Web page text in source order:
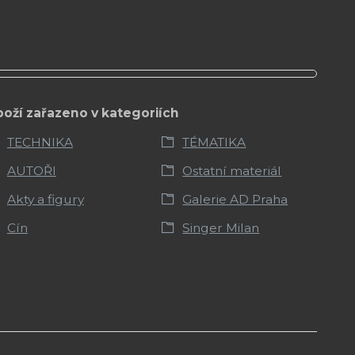
zařazeno v kategoriích
TECHNIKA
TÉMATIKA
AUTOŘI
Ostatní materiál
Akty a figury
Galerie AD Praha
Cín
Singer Milan